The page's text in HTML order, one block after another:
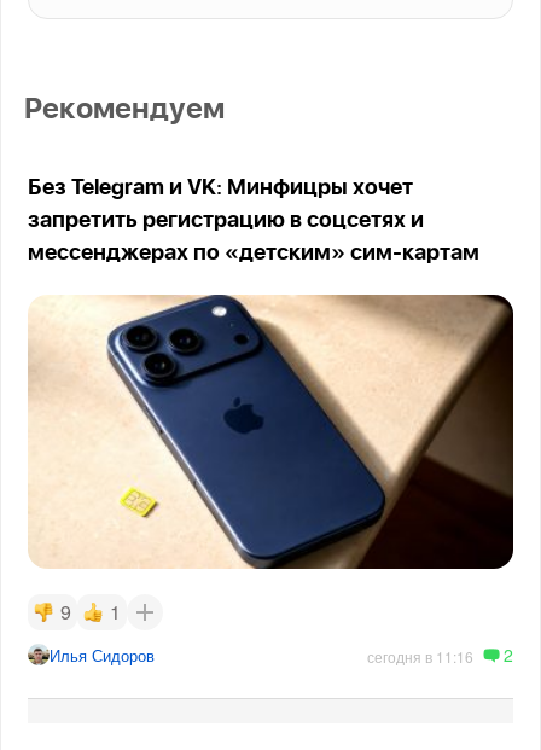
Рекомендуем
Без Telegram и VK: Минфицры хочет
запретить регистрацию в соцсетях и
мессенджерах по «детским» сим-картам
9 1
Илья Сидоров сегодня в 11:16 2